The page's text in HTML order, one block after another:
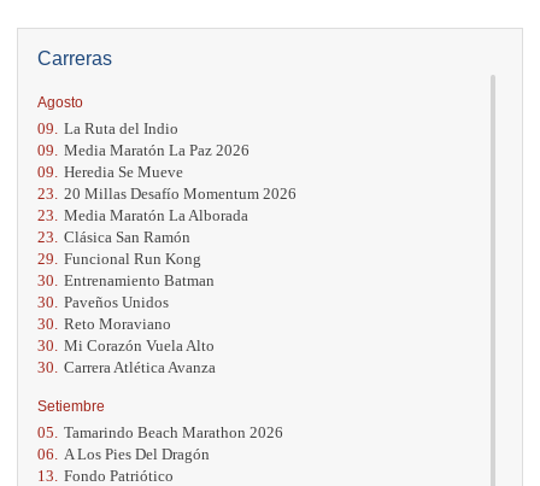
Carreras
Agosto
09. La Ruta del Indio
09. Media Maratón La Paz 2026
09. Heredia Se Mueve
23. 20 Millas Desafío Momentum 2026
23. Media Maratón La Alborada
23. Clásica San Ramón
29. Funcional Run Kong
30. Entrenamiento Batman
30. Paveños Unidos
30. Reto Moraviano
30. Mi Corazón Vuela Alto
30. Carrera Atlética Avanza
Setiembre
05. Tamarindo Beach Marathon 2026
06.
A Los Pies Del Dragón
13. Fondo Patriótico